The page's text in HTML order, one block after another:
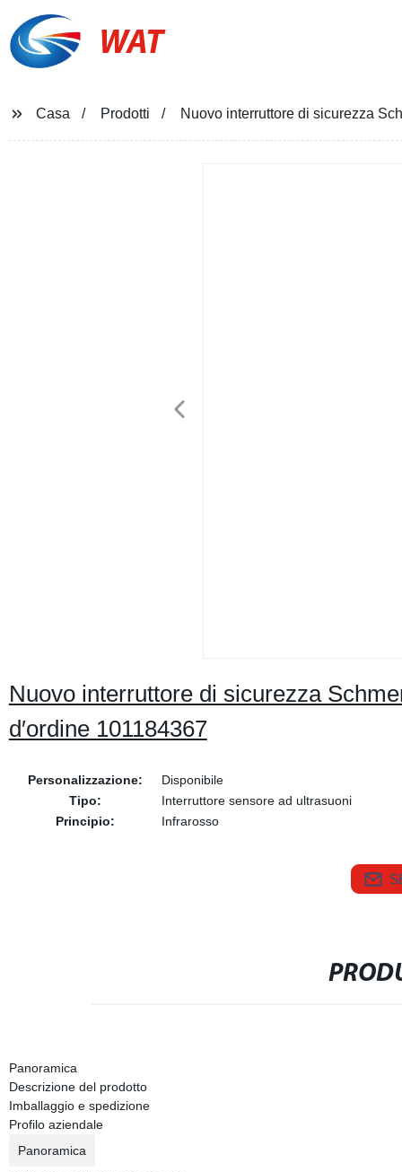
WAT
Casa Prodotti Nuovo interruttore di sicurezza
Nuovo interruttore di sicurezza
d′ordine 101184367
Personalizzazione:
Disponibile
Tipo:
Interruttore sensore ad ultrasuoni
Principio:
Infrarosso
Panoramica
Descrizione del prodotto
Imballaggio e spedizione
Profilo aziendale
Panoramica